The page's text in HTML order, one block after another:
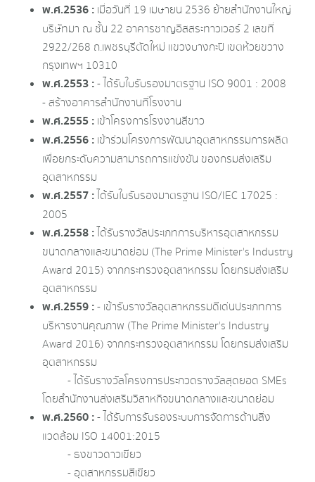
พ.ศ.2536 : เมื่อวันที่ 19 เมษายน 2536 ย้ายสำนักงานใหญ่
บริษัทมา ณ ชั้น 22 อาคารชาญอิสสระทาวเวอร์ 2 เลขที่
2922/268 ถ.เพชรบุรีตัดใหม่ แขวงบางกะปิ เขตห้วยขวาง
กรุงเทพฯ 10310
พ.ศ.2553 :- ได้รับใบรับรองมาตรฐาน ISO 9001 : 2008
- สร้างอาคารสำนักงานที่โรงงาน
พ.ศ.2555 : เข้าโครงการโรงงานสีขาว
พ.ศ.2556 : เข้าร่วมโครงการพัฒนาอุตสาหกรรมการผลิต
เพื่อยกระดับความสามารถการแข่งขัน ของกรมส่งเสริม
อุตสาหกรรม
พ.ศ.2557 : ได้รับใบรับรองมาตรฐาน ISO/IEC 17025 :
2005
พ.ศ.2558 : ได้รับรางวัลประเภทการบริหารอุตสาหกรรม
ขนาดกลางและขนาดย่อม (The Prime Minister's Industry
Award 2015) จากกระทรวงอุตสาหกรรม โดยกรมส่งเสริม
อุตสาหกรรม
พ.ศ.2559 :- เข้ารับรางวัลอุตสาหกรรมดีเด่นประเภทการ
บริหารงานคุณภาพ (The Prime Minister's Industry
Award 2016) จากกระทรวงอุตสาหกรรม โดยกรมส่งเสริม
อุตสาหกรรม
- ได้รับรางวัลโครงการประกวดรางวัลสุดยอด SMEs
โดยสำนักงานส่งเสริมวิสาหกิจขนาดกลางและขนาดย่อม
พ.ศ.2560 :- ได้รับการรับรองระบบการจัดการด้านสิ่ง
แวดล้อม ISO 14001:2015
- ธงขาวดาวเขียว
- อุตสาหกรรมสีเขียว